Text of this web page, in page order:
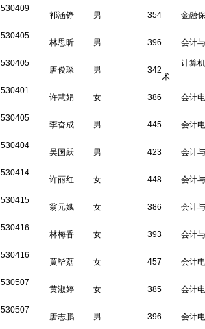
530409
祁涵铮 男 354 金融
530405
林思昕 男 396 会计
530405
唐俊琛 男 342
计算
术
530401
许慧娟 女 386 会计
530405
李奋成 男 445 会计
530404
吴国跃 男 423 会计
530414
许丽红 女 448 会计
530415
翁元娥 女 386 会计
530416
林梅香 女 393 会计
530416
黄毕荔 女 457 会计
530507
黄淑婷 女 385 会计
530507
唐志鹏 男 396 会计